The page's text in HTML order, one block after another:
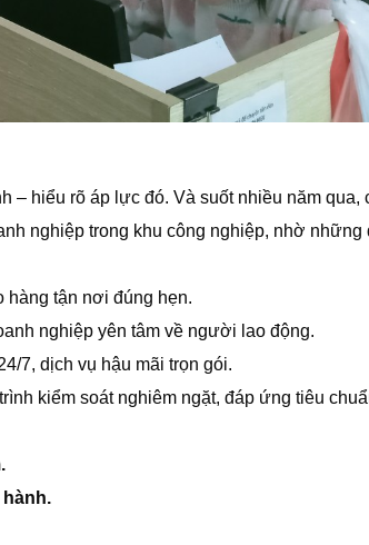
hiểu rõ áp lực đó. Và suốt nhiều năm qua,
nghiệp trong khu công nghiệp, nhờ những
hàng tận nơi đúng hẹn.
nghiệp yên tâm về người lao động.
7, dịch vụ hậu mãi trọn gói.
kiểm soát nghiêm ngặt, đáp ứng tiêu